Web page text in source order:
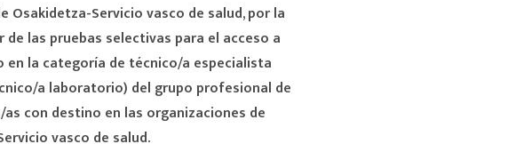
Osakidetza-Servicio vasco de salud, por la
las pruebas selectivas para el acceso a
la categoría de técnico/a especialista
a laboratorio) del grupo profesional de
con destino en las organizaciones de
vasco de salud.